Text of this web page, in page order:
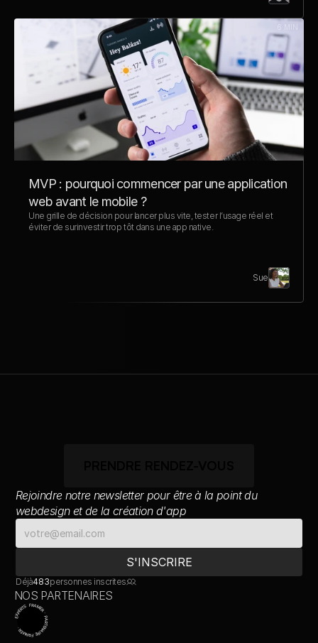
MVP : pourquoi commencer par une application
web avant le mobile ?
Une grille de décision pour lancer plus vite, tester l’usage réel et
éviter de surinvestir trop tôt dans une app native.
Sue
Rejoindre notre newsletter pour être à la point du
webdesign et de la création d'app
Déjà483personnes inscrites
NOS PARTENAIRES
EXPERTS FRAMER · PARTENAIRE FRAMER ·